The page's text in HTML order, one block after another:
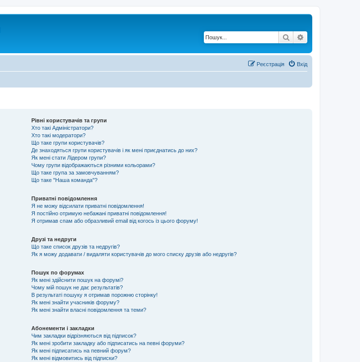
Пошук
Вхід
Реєстрація
Рівні користувачів та групи
Хто такі Адміністратори?
Хто такі модератори?
Що таке групи користувачів?
Де знаходяться групи користувачів і як мені приєднатись до них?
Як мені стати Лідером групи?
Чому групи відображаються різними кольорами?
Що таке група за замовчуванням?
Що таке "Наша команда"?
Приватні повідомлення
Я не можу відсилати приватні повідомлення!
Я постійно отримую небажані приватні повідомлення!
Я отримав спам або образливий email від когось із цього форуму!
Друзі та недруги
Що таке список друзів та недругів?
Як я можу додавати / видаляти користувачів до мого списку друзів або недругів?
Пошук по форумах
Як мені здійснити пошук на форумі?
Чому мій пошук не дає результатів?
В результаті пошуку я отримав порожню сторінку!
Як мені знайти учасників форуму?
Як мені знайти власні повідомлення та теми?
Абонементи і закладки
Чим закладки відрізняються від підписок?
Як мені зробити закладку або підписатись на певні форуми?
Як мені підписатись на певний форум?
Як мені відмовитись від підписки?